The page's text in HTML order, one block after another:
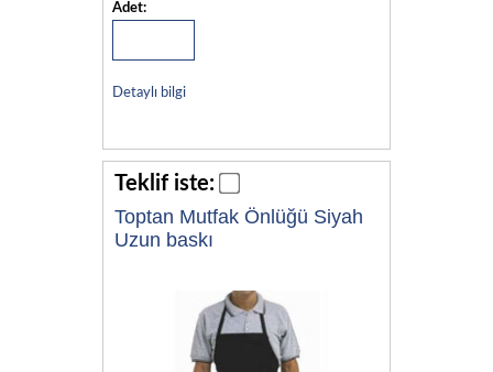
Adet:
Detaylı bilgi
Teklif iste:
Toptan Mutfak Önlüğü Siyah
Uzun baskı